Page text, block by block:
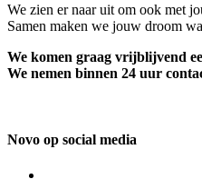
We zien er naar uit om ook met
Samen maken we jouw droom
We komen graag vrijblijvend
We nemen binnen 24 uur
Novo op social media